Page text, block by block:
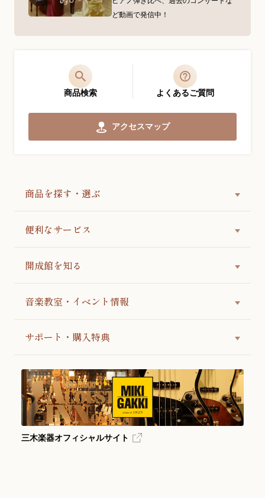
ど動画で発信中！
商品検索 よくあるご質問
アクセスマップ
商品を探す・選ぶ
便利なサービス
開成館を知る
音楽教室・イベント情報
サポート・購入特典
三木楽器オフィシャルサイト